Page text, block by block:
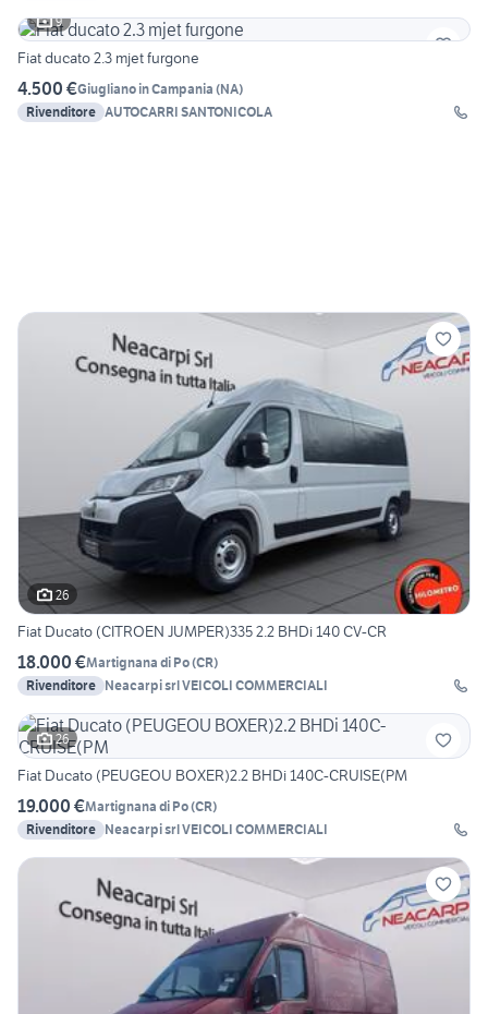
9
Fiat ducato 2.3 mjet furgone
4.500 €Giugliano in Campania (NA)
Rivenditore AUTOCARRI SANTONICOLA
26
Fiat Ducato (CITROEN JUMPER)335 2.2 BHDi 140 CV-CR
18.000 €Martignana di Po(CR)
Rivenditore Neacarpi srl VEICOLI COMMERCIALI
26
Fiat Ducato (PEUGEOU BOXER)2.2 BHDi 140C-CRUISE(PM
19.000 €Martignana di Po(CR)
Rivenditore Neacarpi srl VEICOLI COMMERCIALI